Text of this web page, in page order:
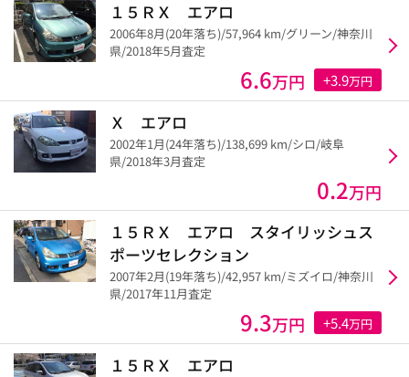
１５ＲＸ エアロ
2006年8月(20年落ち)/57,964 km/グリーン/神奈川
県/2018年5月査定
6.6万円 +3.9万円
Ｘ エアロ
2002年1月(24年落ち)/138,699 km/シロ/岐阜
県/2018年3月査定
0.2万円
１５ＲＸ エアロ スタイリッシュス
ポーツセレクション
2007年2月(19年落ち)/42,957 km/ミズイロ/神奈川
県/2017年11月査定
9.3万円 +5.4万円
１５ＲＸ エアロ